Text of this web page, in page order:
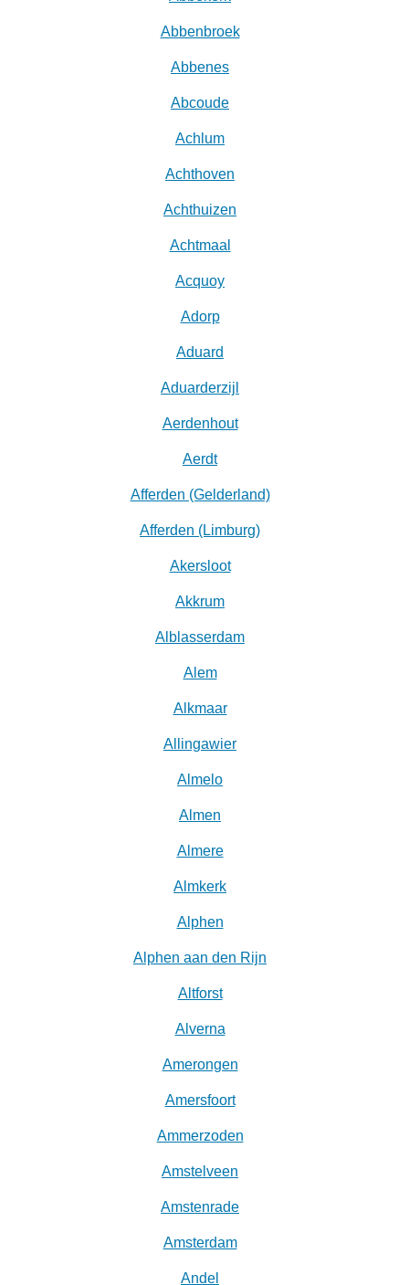
Abbenbroek
Abbenes
Abcoude
Achlum
Achthoven
Achthuizen
Achtmaal
Acquoy
Adorp
Aduard
Aduarderzijl
Aerdenhout
Aerdt
Afferden (Gelderland)
Afferden (Limburg)
Akersloot
Akkrum
Alblasserdam
Alem
Alkmaar
Allingawier
Almelo
Almen
Almere
Almkerk
Alphen
Alphen aan den Rijn
Altforst
Alverna
Amerongen
Amersfoort
Ammerzoden
Amstelveen
Amstenrade
Amsterdam
Andel